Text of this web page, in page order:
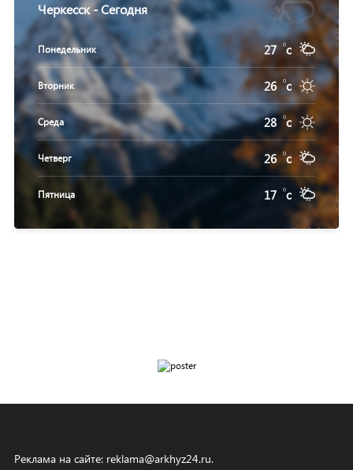
Черкесск - Сегодня
Понедельник 27 c
Вторник 26 c
Среда 28 c
Четверг 26 c
Пятница 17 c
Реклама на сайте: reklama@arkhyz24.ru.